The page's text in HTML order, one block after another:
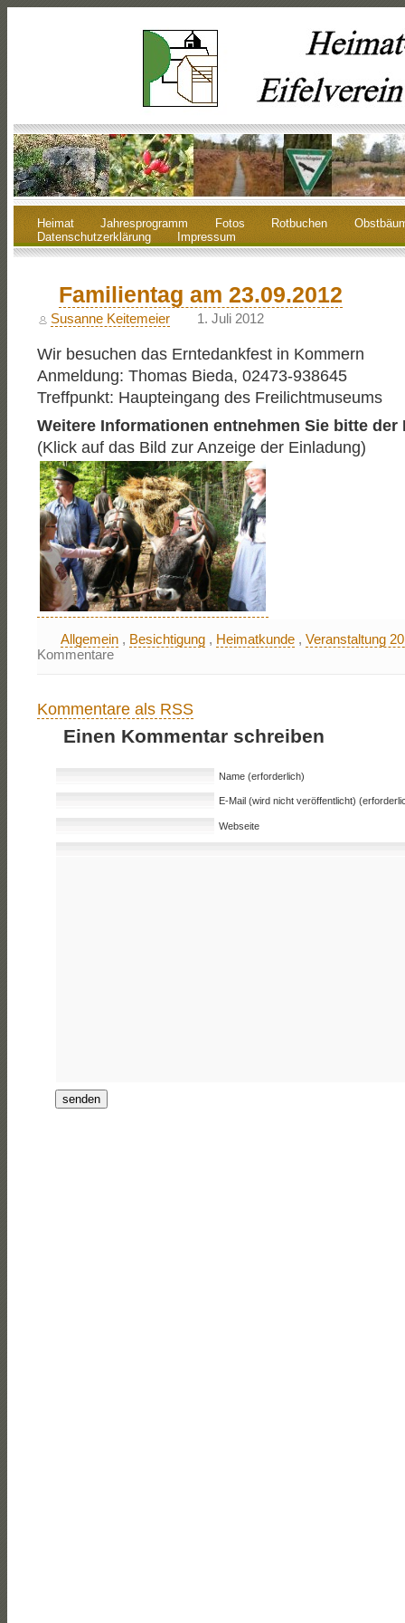
Heimat Jahresprogramm Fotos Rotbuchen
Datenschutzerklärung
Impressum
Familientag am 23.09.2012
Susanne Keitemeier 1. Juli 2012
Wir besuchen das Erntedankfest in Kommern
Anmeldung: Thomas Bieda, 02473-938645
Treffpunkt: Haupteingang des Freilichtmuseums
Weitere Informationen entnehmen Sie bitte der
(Klick auf das Bild zur Anzeige der Einladung)
Allgemein, Besichtigung, Heimatkunde, Veranstaltung
Kommentare
Kommentare als RSS
Einen Kommentar schreiben
Name (erforderlich)
E-Mail (wird nicht veröffentlicht)
Webseite